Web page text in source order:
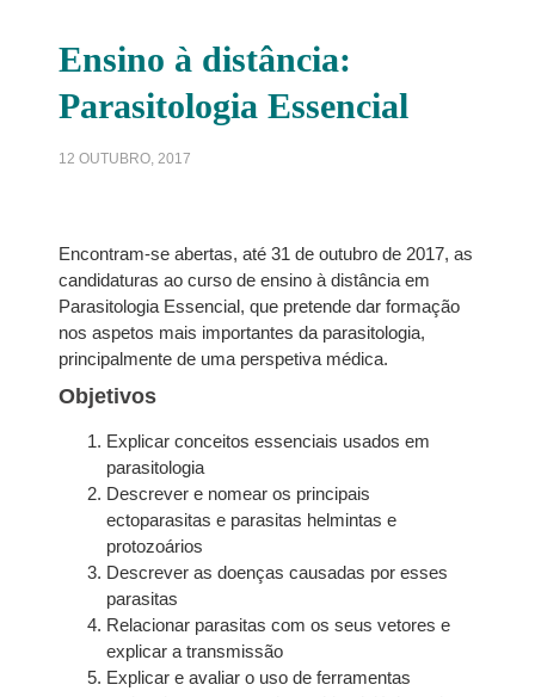
Ensino à distância:
Parasitologia Essencial
12 OUTUBRO, 2017
Encontram-se abertas, até 31 de outubro de 2017, as
candidaturas ao curso de ensino à distância em
Parasitologia Essencial, que pretende dar formação
nos aspetos mais importantes da parasitologia,
principalmente de uma perspetiva médica.
Objetivos
Explicar conceitos essenciais usados em
parasitologia
Descrever e nomear os principais
ectoparasitas e parasitas helmintas e
protozoários
Descrever as doenças causadas por esses
parasitas
Relacionar parasitas com os seus vetores e
explicar a transmissão
Explicar e avaliar o uso de ferramentas